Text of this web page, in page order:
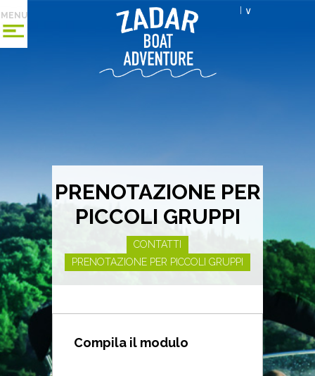
I ∨
MENU
PRENOTAZIONE PER
PICCOLI GRUPPI
CONTATTI
PRENOTAZIONE PER PICCOLI GRUPPI
Compila il modulo